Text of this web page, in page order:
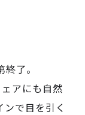
了。
アにも自然
で目を引く